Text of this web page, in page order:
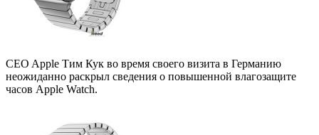
CEO Apple Тим Кук во время своего визита в Германию
неожиданно раскрыл сведения о повышенной влагозащите
часов Apple Watch.